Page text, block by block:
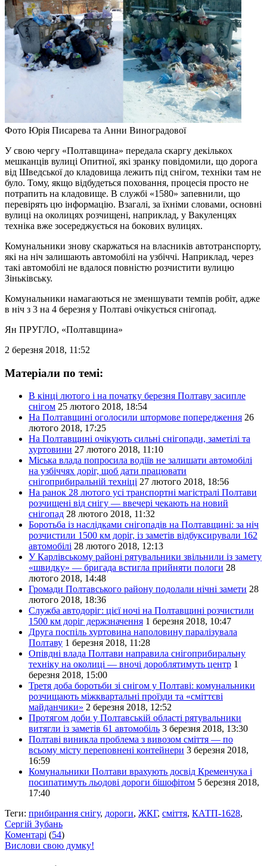
Фото Юрія Писарева та Анни Виноградової
У свою чергу «Полтавщина» передала скаргу декількох
мешканців вулиці Опитної, які зранку повідомили, що дорога
від Шведської до кладовища лежить під снігом, техніки там не
було. Тому, якщо відбудеться поховання, процесія просто не
потрапить на кладовище. В службі «1580» запевнили, що
перевірять цю інформацію. Взагалі, за їхніми словами, основні
вулиці на околицях розчищені, наприклад, у Вакуленцях
техніка вже зосереджується на бокових вулицях.
Комунальники знову скаржаться на власників автотранспорту,
які на ніч залишають автомобілі на узбіччі. Наприклад, через
такі автомобілі не вдалося повністю розчистити вулицю
Зіньківську.
Комунальники намагаються не зменшувати темпів робіт, адже
в ніч з 3 на 4 березня у Полтаві очікується снігопад.
Ян ПРУГЛО, «Полтавщина»
2 березня 2018, 11:52
Матеріали по темі:
В кінці лютого і на початку березня Полтаву засипле
снігом 25 лютого 2018, 18:54
На Полтавщині оголосили штормове попередження 26
лютого 2018, 17:25
На Полтавщині очікують сильні снігопади, заметілі та
хуртовини 27 лютого 2018, 11:10
Міська влада попросила водіїв не залишати автомобілі
на узбіччях доріг, щоб дати працювати
снігоприбиральній техніці 27 лютого 2018, 18:56
На ранок 28 лютого усі транспортні магістралі Полтави
розчищені від снігу — ввечері чекають на новий
снігопад 28 лютого 2018, 11:32
Боротьба із наслідками снігопадів на Полтавщині: за ніч
розчистили 1500 км доріг, із заметів відбуксирували 162
автомобілі 28 лютого 2018, 12:13
У Карлівському районі рятувальники звільнили із замету
«швидку» — бригада встигла прийняти пологи 28
лютого 2018, 14:48
Громади Полтавського району подолали нічні замети 28
лютого 2018, 18:36
Служба автодоріг: цієї ночі на Полтавщині розчистили
1500 км доріг держзначення 1 березня 2018, 10:47
Друга поспіль хуртовина наполовину паралізувала
Полтаву 1 березня 2018, 11:28
Опівдні влада Полтави направила снігоприбиральну
техніку на околиці — вночі дороблятимуть центр 1
березня 2018, 15:00
Третя доба боротьби зі снігом у Полтаві: комунальники
розчищають міжквартальні проїзди та «сміттєві
майданчики» 2 березня 2018, 12:52
Протягом доби у Полтавській області рятувальники
витягли із заметів 61 автомобіль 3 березня 2018, 13:30
Полтаві виникла проблема з вивозом сміття — по
всьому місту переповнені контейнери 3 березня 2018,
16:59
Комунальники Полтави врахують досвід Кременчука і
посипатимуть льодові дороги бішофітом 5 березня 2018,
17:40
Теги: прибирання снігу, дороги, ЖКГ, сміття, КАТП-1628,
Сергій Зубань
Коментарі (54)
Вислови свою думку!